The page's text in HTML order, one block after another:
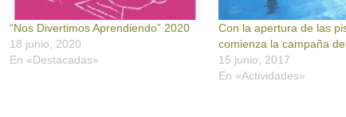
“Nos Divertimos Aprendiendo” 2020
18 junio, 2020
En «Destacadas»
Con la apertura de las
comienza la campaña
15 junio, 2017
En «Actividades»